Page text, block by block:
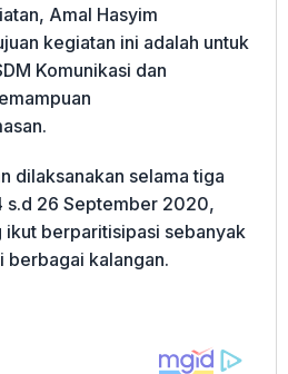
Amal Hasyim
kegiatan ini adalah untuk
Komunikasi dan
dilaksanakan selama tiga
s.d 26 September 2020,
ikut berparitisipasi sebanyak
berbagai kalangan.